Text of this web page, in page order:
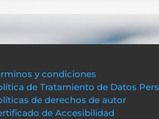
y condiciones
de Tratamiento de Datos
de derechos de autor
de Accesibilidad